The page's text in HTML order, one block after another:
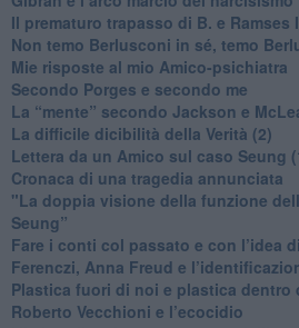
​Il prematuro trapasso di B. e Ramses
​Non temo Berlusconi in sé, temo
​Mie risposte al mio Amico-psichiatra
​Secondo Porges e secondo me
​La “mente” secondo Jackson e
La difficile dicibilità della Verità (2)
​Lettera da un Amico sul caso Seung
​Cronaca di una tragedia annunciata
"​La doppia visione della funzione
Seung”
​Fare i conti col passato e con l’idea
​Ferenczi, Anna Freud e
Plastica fuori di noi e plastica dentro
​Roberto Vecchioni e l’ecocidio